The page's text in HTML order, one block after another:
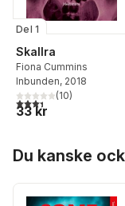
Del 1
Skallra
Fiona Cummins
Inbunden, 2018
3,4utav 5 stjärnor.
(10)
33 kr
Du kanske